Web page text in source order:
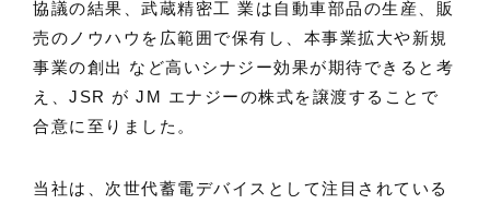
協議の結果、武蔵精密工 業は自動車部品の生産、販
売のノウハウを広範囲で保有し、本事業拡大や新規
事業の創出 など高いシナジー効果が期待できると考
え、JSR が JM エナジーの株式を譲渡することで
合意に至りました。
当社は、次世代蓄電デバイスとして注目されている